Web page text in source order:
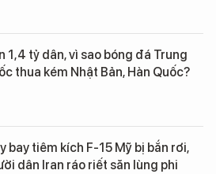
1,4 tỷ dân, vì sao bóng đá Trung
thua kém Nhật Bản, Hàn Quốc?
bay tiêm kích F-15 Mỹ bị bắn rơi,
dân Iran ráo riết săn lùng phi